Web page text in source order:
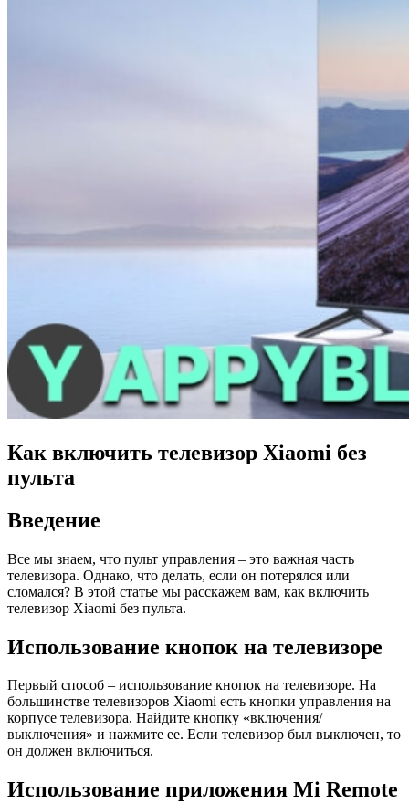
Как включить телевизор Xiaomi без
пульта
Введение
Все мы знаем, что пульт управления – это важная часть
телевизора. Однако, что делать, если он потерялся или
сломался? В этой статье мы расскажем вам, как включить
телевизор Xiaomi без пульта.
Использование кнопок на телевизоре
Первый способ – использование кнопок на телевизоре. На
большинстве телевизоров Xiaomi есть кнопки управления на
корпусе телевизора. Найдите кнопку «включения/
выключения» и нажмите ее. Если телевизор был выключен, то
он должен включиться.
Использование приложения Mi Remote